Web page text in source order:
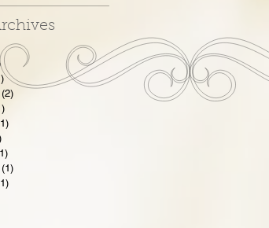
1 post
1 post
(2)
(1)